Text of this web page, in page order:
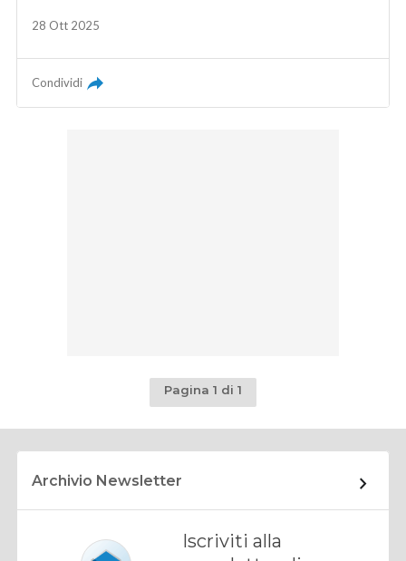
28 Ott 2025
Condividi
Pagina 1 di 1
Archivio Newsletter
Iscriviti alla